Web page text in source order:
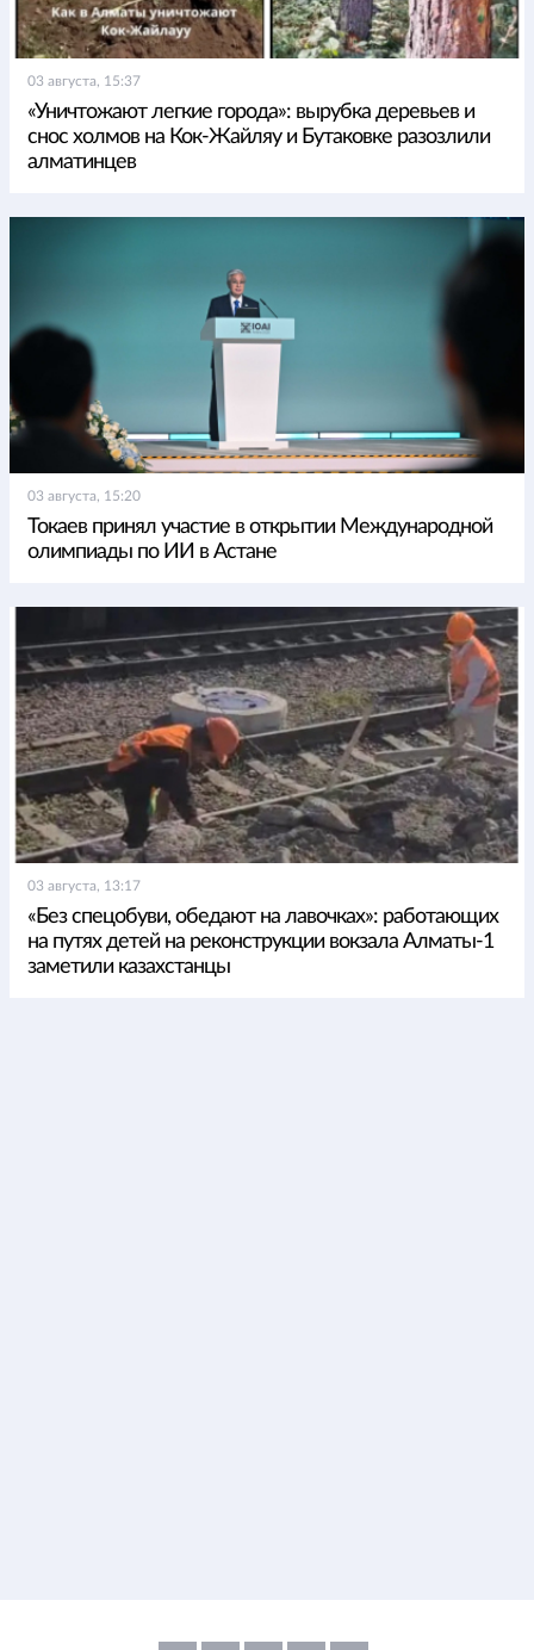
03 августа, 15:37
«Уничтожают легкие города»: вырубка деревьев и
снос холмов на Кок-Жайляу и Бутаковке разозлили
алматинцев
03 августа, 15:20
Токаев принял участие в открытии Международной
олимпиады по ИИ в Астане
03 августа, 13:17
«Без спецобуви, обедают на лавочках»: работающих
на путях детей на реконструкции вокзала Алматы-1
заметили казахстанцы